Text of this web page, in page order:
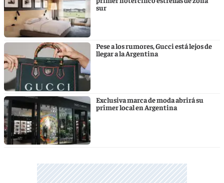
sur
Pese a los rumores, Gucci está lejos de
llegar a la Argentina
Exclusiva marca de moda abrirá su
primer local en Argentina